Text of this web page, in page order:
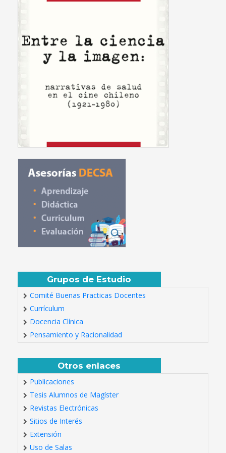
Grupos de Estudio
Comité Buenas Practicas Docentes
Currículum
Docencia Clínica
Pensamiento y Racionalidad
Otros enlaces
Publicaciones
Tesis Alumnos de Magíster
Revistas Electrónicas
Sitios de Interés
Extensión
Uso de Salas